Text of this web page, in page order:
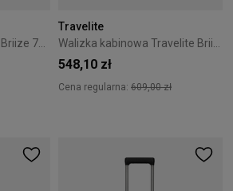
Walizka duża Travelite Briize 78 cm Curry
Travelite
Walizka kabinowa Travelite Briize 55 cm Khaki
548,10 zł
Cena regularna: 609,00 zł